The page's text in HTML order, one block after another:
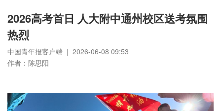
2026高考首日 人大附中通州校区送考氛围
热烈
中国青年报客户端 | 2026-06-08 09:53
作者：陈思阳